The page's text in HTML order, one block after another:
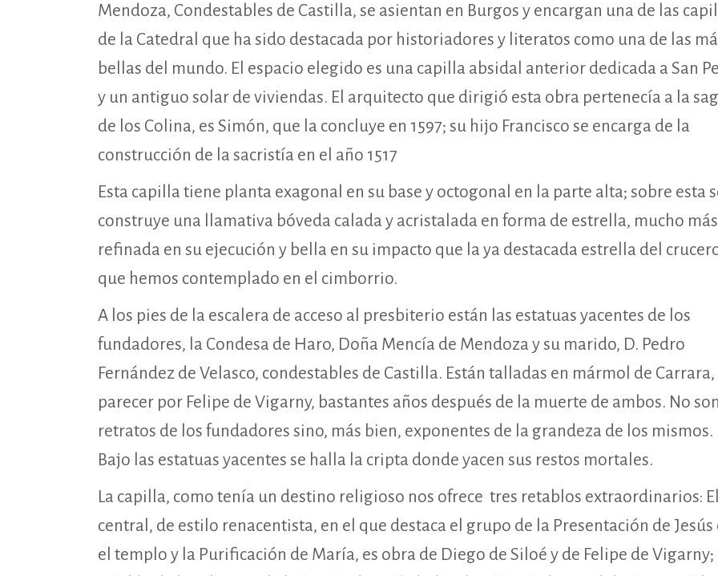
Mendoza, Condestables de Castilla, se asientan en Burgos y encargan una de las
de la Catedral que ha sido destacada por historiadores y literatos como una de las
bellas del mundo. El espacio elegido es una capilla absidal anterior dedicada a San
y un antiguo solar de viviendas. El arquitecto que dirigió esta obra pertenecía a la
de los Colina, es Simón, que la concluye en 1597; su hijo Francisco se encarga de la
construcción de la sacristía en el año 1517
Esta capilla tiene planta exagonal en su base y octogonal en la parte alta; sobre esta
construye una llamativa bóveda calada y acristalada en forma de estrella, mucho más
refinada en su ejecución y bella en su impacto que la ya destacada estrella del
que hemos contemplado en el cimborrio.
A los pies de la escalera de acceso al presbiterio están las estatuas yacentes de los
fundadores, la Condesa de Haro, Doña Mencía de Mendoza y su marido, D. Pedro
Fernández de Velasco, condestables de Castilla. Están talladas en mármol de Carrara,
parecer por Felipe de Vigarny, bastantes años después de la muerte de ambos. No son
retratos de los fundadores sino, más bien, exponentes de la grandeza de los mismos.
Bajo las estatuas yacentes se halla la cripta donde yacen sus restos mortales.
La capilla, como tenía un destino religioso nos ofrece tres retablos extraordinarios: El
central, de estilo renacentista, en el que destaca el grupo de la Presentación de Jesús
el templo y la Purificación de María, es obra de Diego de Siloé y de Felipe de Vigarny;